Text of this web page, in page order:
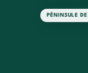
PÉNINSULE